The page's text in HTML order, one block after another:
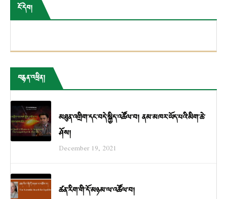
ངོ་དེབ།
བརྙན་འཕྲིན།
མཐུན་འགྲིག་དང་བདེ་སྐྱིད་འཚོལ་བ། ནམ་མཁར་ཡོད་པའི་མིག་ཆེ་
ཤོས།
December 19, 2021
ཚན་རིག་གི་དོ་མཉམ་ལ་འཚོལ་བ།